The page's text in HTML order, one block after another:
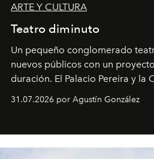
ARTE Y CULTURA
Teatro diminuto
Un pequeño conglomerado
nuevos públicos con un
duración. El Palacio Pereira y la
miniobras. Sus puestas en
31.07.2026 por Agustín González